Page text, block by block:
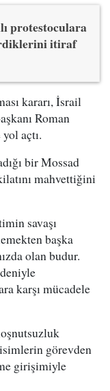
protestoculara
itiraf
kararı, İsrail
Roman
açtı.
bir Mossad
mahvettiğini
savaşı
başka
olan budur.
karşı mücadele
görevden
girişimiyle